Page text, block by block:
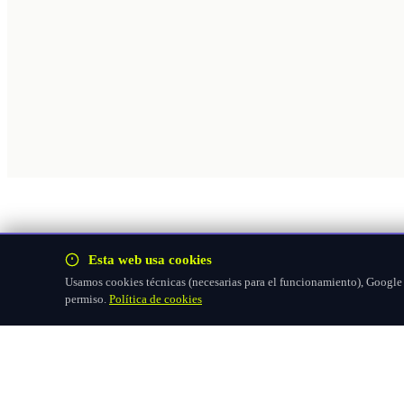
Esta web usa cookies
Usamos cookies técnicas (necesarias para el funcionamiento),
permiso. Política de cookies